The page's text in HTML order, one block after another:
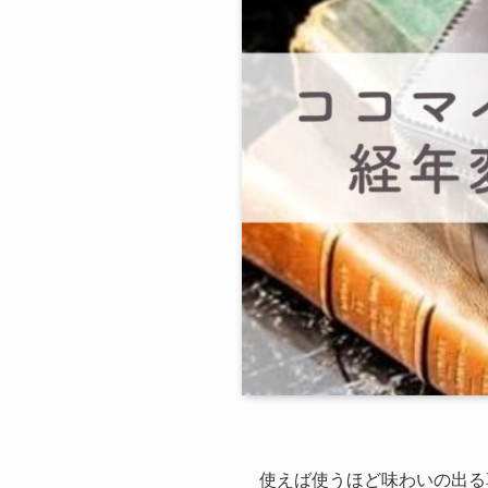
使えば使うほど味わいの出